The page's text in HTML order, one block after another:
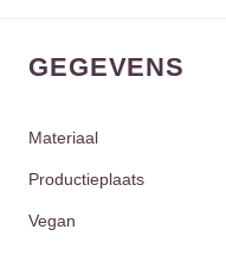
GEGEVENS
Materiaal
Productieplaats
Vegan